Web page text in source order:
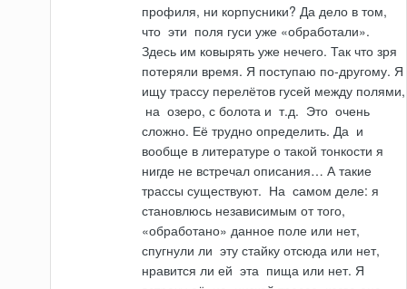
профиля, ни корпусники? Да дело в том,
что эти поля гуси уже «обработали».
Здесь им ковырять уже нечего. Так что зря
потеряли время. Я поступаю по-другому. Я
ищу трассу перелётов гусей между полями,
на озеро, с болота и т.д. Это очень
сложно. Её трудно опре­делить. Да и
вообще в литературе о такой тонкости я
нигде не встречал опи­сания… А такие
трассы существуют. На самом деле: я
становлюсь независимым от того,
«обработано» данное поле или нет,
спугнули ли этустайку отсюда или нет,
нравится ли ей эта пища или нет. Я